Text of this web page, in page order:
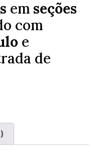
em seções
com
e
de